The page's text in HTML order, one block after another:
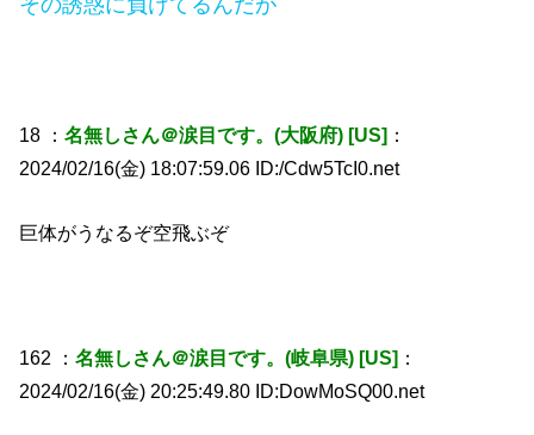
その誘惑に負けてるんだが
18 ：名無しさん＠涙目です。(大阪府) [US] ：
2024/02/16(金) 18:07:59.06 ID:/Cdw5TcI0.net
巨体がうなるぞ空飛ぶぞ
162 ：名無しさん＠涙目です。(岐阜県) [US] ：
2024/02/16(金) 20:25:49.80 ID:DowMoSQ00.net